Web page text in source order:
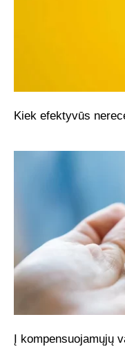
Kiek efektyvūs
Į kompensuojamųjų